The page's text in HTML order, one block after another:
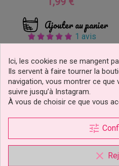
Ajouter au panier
1 avis
Ici, les cookies ne se mangent
Ils servent à faire tourner la
navigation, vous montrer ce
suivre jusqu’à Instagram.
À vous de choisir ce que vous
tune
clear